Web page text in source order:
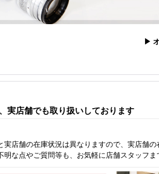
▶
実店舗でも取り扱いしております
実店舗の在庫状況は異なりますので、実店舗
明な点やご質問等も、お気軽に店舗スタッフ